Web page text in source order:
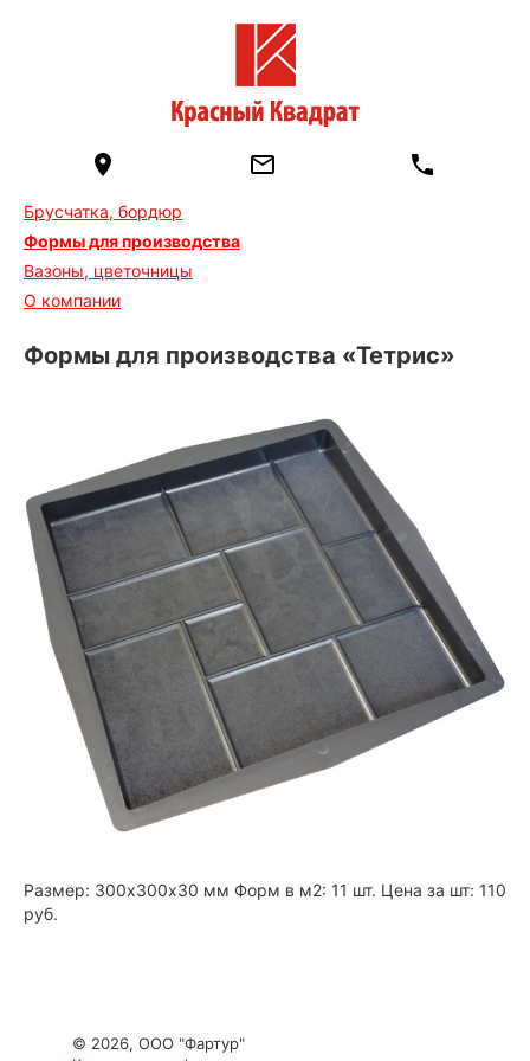
Брусчатка, бордюр
Формы для производства
Вазоны, цветочницы
О компании
Формы для производства «Тетрис»
Размер: 300х300х30 мм Форм в м2: 11 шт. Цена за шт: 110
руб.
© 2026, ООО "Фартур"